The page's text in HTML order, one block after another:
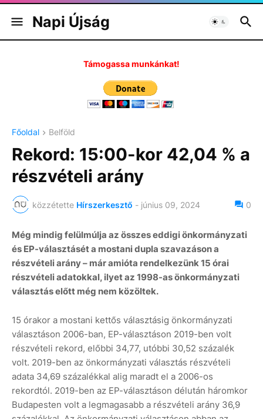
Napi Újság
Támogassa munkánkat!
Főoldal Belföld
Rekord: 15:00-kor 42,04 % a
részvételi arány
közzétette Hírszerkesztő - június 09, 2024 0
Még mindig felülmúlja az összes eddigi önkormányzati
és EP-választásét a mostani dupla szavazáson a
részvételi arány – már amióta rendelkezünk 15 órai
részvételi adatokkal, ilyet az 1998-as önkormányzati
választás előtt még nem közöltek.
15 órakor a mostani kettős választásig önkormányzati
választáson 2006-ban, EP-választáson 2019-ben volt
részvételi rekord, előbbi 34,77, utóbbi 30,52 százalék
volt. 2019-ben az önkormányzati választás részvételi
adata 34,69 százalékkal alig maradt el a 2006-os
rekordtól. 2019-ben az EP-választáson délután háromkor
Budapesten volt a legmagasabb a részvételi arány 36,9